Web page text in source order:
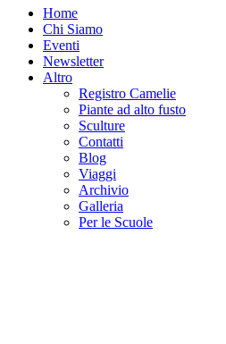
Home
Chi Siamo
Eventi
Newsletter
Altro
Registro Camelie
Piante ad alto fusto
Sculture
Contatti
Blog
Viaggi
Archivio
Galleria
Per le Scuole